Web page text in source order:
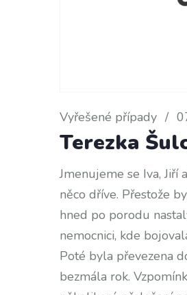
Vyřešené případy /
Terezka
Jmenujeme se Iva, Jiří
něco dříve. Přestože
hned po porodu
nemocnici, kde
Poté byla převezena
bezmála rok.